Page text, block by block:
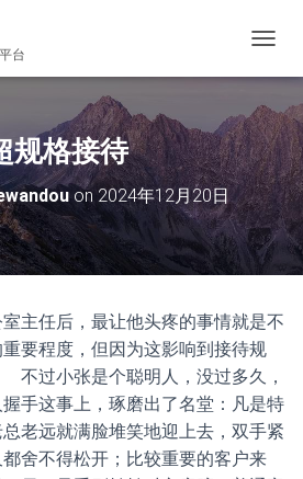
台
换
航
规格接待
on 2024年12月20日
任后，最让他头疼的事情就是不
要程度，但因为这影响到接待规
过小张是个聪明人，没过多久，
手这事上，琢磨出了名堂：凡是特
老远就满脸堆笑地迎上去，双手紧
舍不得松开；比较重要的客户来